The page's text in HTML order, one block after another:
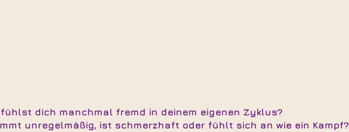
fühlst dich manchmal fremd in deinem eigenen Zyklus?
unregelmäßig, ist schmerzhaft oder fühlt sich an wie ein Kampf?